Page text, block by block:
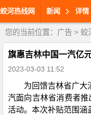
蛟河热线网 新闻 详情
您的当前位置： 广告 > 蛟
旗惠吉林中国一汽亿
2023-03-03 11:52
为回馈吉林省广大
汽面向吉林省消费者
活动。本次补贴范围涵